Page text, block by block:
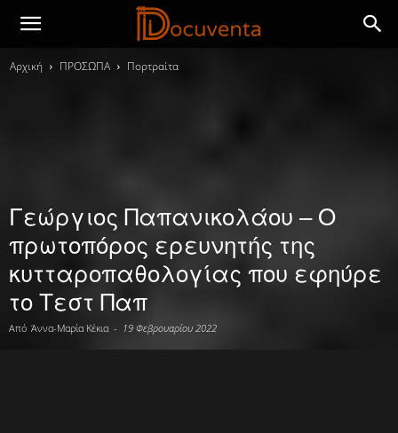
Αρχική ΠΡΟΣΩΠΑ Πορτραίτα
Γεώργιος Παπανικολάου – Ο
πρωτοπόρος ερευνητής της
κυτταροπαθολογίας που εφηύρε
το Τεστ Παπ
Από Άννα-Μαρία Κέκια - 19 Φεβρουαρίου 2022